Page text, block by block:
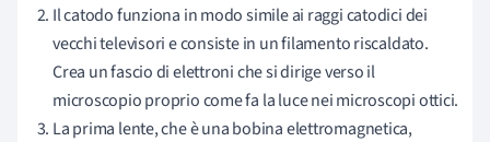
Il catodo funziona in modo simile ai raggi catodici dei
vecchi televisori e consiste in un filamento riscaldato.
Crea un fascio di elettroni che si dirige verso il
microscopio proprio come fa la luce nei microscopi ottici.
La prima lente, che è una bobina elettromagnetica,